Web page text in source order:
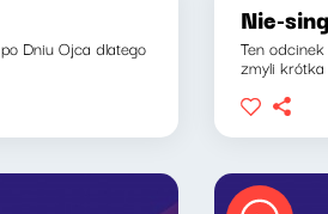
Dniu Ojca dlatego
Nie-
Ten
zmyli krótka